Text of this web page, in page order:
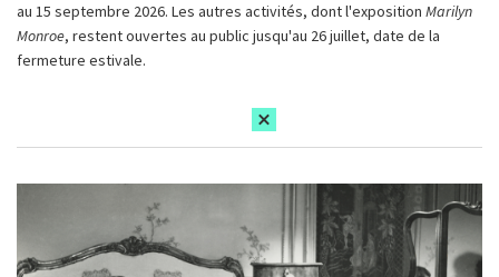
au 15 septembre 2026. Les autres activités, dont l'exposition Marilyn
Monroe, restent ouvertes au public jusqu'au 26 juillet, date de la
fermeture estivale.